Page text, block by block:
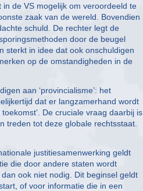
de VS mogelijk om veroordeeld te
zaak van de wereld. Bovendien
schuld. De rechter legt de
door de beugel
sterkt in idee dat ook onschuldigen
op de omstandigheden in de
aan ‘provincialisme’: het
dat er langzamerhand wordt
De cruciale vraag daarbij is
treden tot deze globale rechtsstaat.
justitiesamenwerking geldt
die door andere staten wordt
ook niet nodig. Dit beginsel geldt
of voor informatie die in een